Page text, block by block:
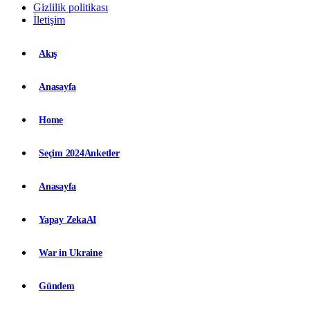
Gizlilik politikası
İletişim
Akış
Anasayfa
Home
Seçim 2024Anketler
Anasayfa
Yapay ZekaAI
War in Ukraine
Gündem